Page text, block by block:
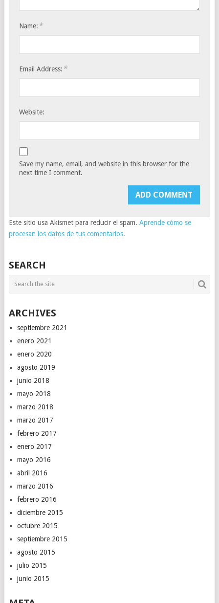
Name: *
Email Address: *
Website:
Save my name, email, and website in this browser for the
next time I comment.
Este sitio usa Akismet para reducir el spam. Aprende cómo se
procesan los datos de tus comentarios.
SEARCH
ARCHIVES
septiembre 2021
enero 2021
enero 2020
agosto 2019
junio 2018
mayo 2018
marzo 2018
marzo 2017
febrero 2017
enero 2017
mayo 2016
abril 2016
marzo 2016
febrero 2016
diciembre 2015
octubre 2015
septiembre 2015
agosto 2015
julio 2015
junio 2015